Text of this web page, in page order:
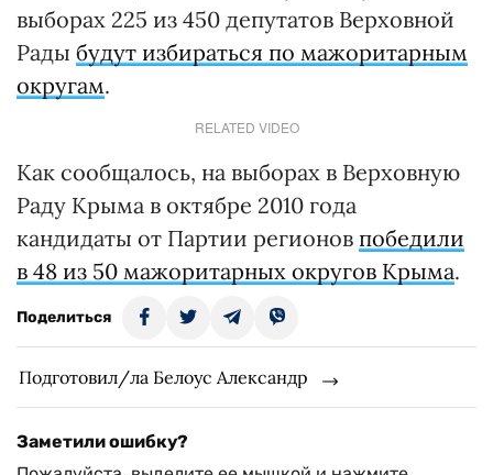
выборах 225 из 450 депутатов Верховной
Рады будут избираться по мажоритарным
округам.
RELATED VIDEO
Как сообщалось, на выборах в Верховную
Раду Крыма в октябре 2010 года
кандидаты от Партии регионов победили
в 48 из 50 мажоритарных округов Крыма.
Поделиться
Подготовил/ла Белоус Александр
Заметили ошибку?